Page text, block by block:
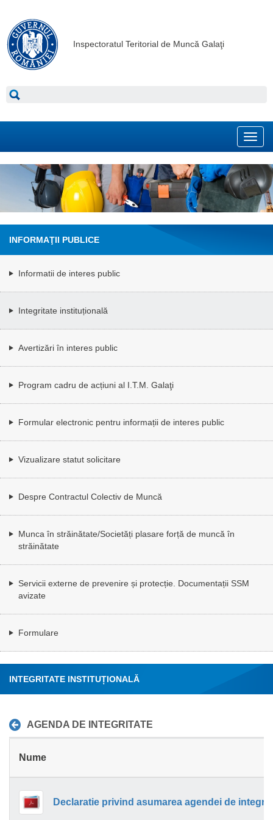
Inspectoratul Teritorial de Muncă Galaţi
INFORMAŢII PUBLICE
Informatii de interes public
Integritate instituțională
Avertizări în interes public
Program cadru de acțiuni al I.T.M. Galaţi
Formular electronic pentru informații de interes public
Vizualizare statut solicitare
Despre Contractul Colectiv de Muncă
Munca în străinătate/Societăți plasare forță de muncă în
străinătate
Servicii externe de prevenire și protecție. Documentații SSM
avizate
Formulare
INTEGRITATE INSTITUȚIONALĂ
AGENDA DE INTEGRITATE
Nume